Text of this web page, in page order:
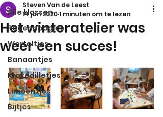
Alle klassen
Regenboogjes
Worteltjes
Banaantjes
Krokodilletjes
Limoentjes
Bijtjes
Het winteratelier was
weer een succes!
Steven Van de Leest
14 jan 20201 minuten om te lezen